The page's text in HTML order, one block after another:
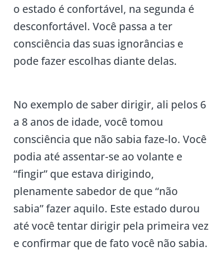
o estado é confortável, na segunda é
desconfortável. Você passa a ter
consciência das suas ignorâncias e
pode fazer escolhas diante delas.
No exemplo de saber dirigir, ali pelos 6
a 8 anos de idade, você tomou
consciência que não sabia faze-lo. Você
podia até assentar-se ao volante e
“fingir” que estava dirigindo,
plenamente sabedor de que “não
sabia” fazer aquilo. Este estado durou
até você tentar dirigir pela primeira vez
e confirmar que de fato você não sabia.